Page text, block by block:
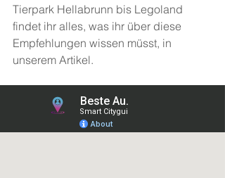
Tierpark Hellabrunn bis Legoland
findet ihr alles, was ihr über diese
Empfehlungen wissen müsst, in
unserem Artikel.